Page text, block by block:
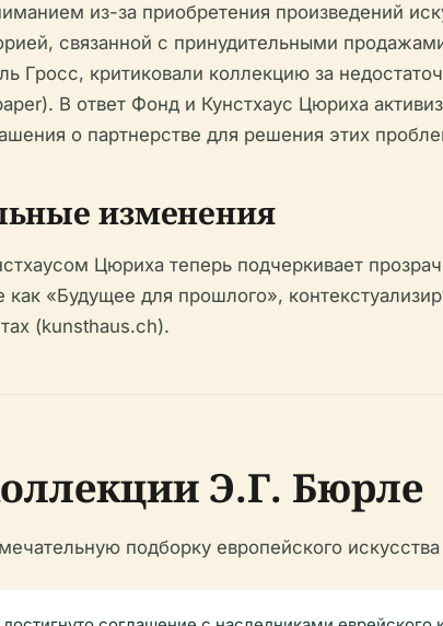
из-за приобретения произведений
связанной с принудительными
Гросс, критиковали коллекцию за
В ответ Фонд и Кунстхаус Цюриха
о партнерстве для решения этих
изменения
Цюриха теперь подчеркивает
«Будущее для прошлого»,
(kunsthaus.ch).
Э.Г. Бюрле
подборку европейского